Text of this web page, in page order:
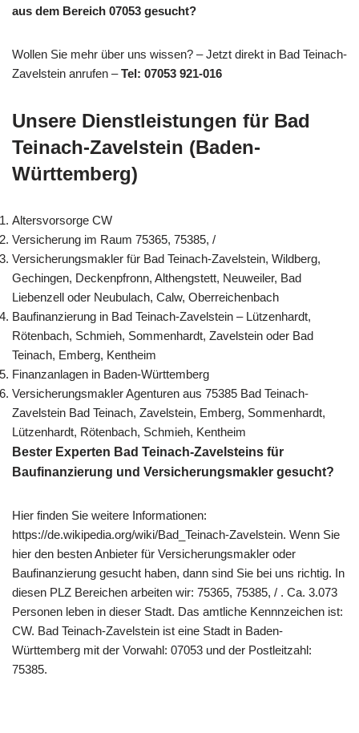
aus dem Bereich 07053 gesucht?
Wollen Sie mehr über uns wissen? – Jetzt direkt in Bad Teinach-
Zavelstein anrufen –Tel: 07053 921-016
Unsere Dienstleistungen für Bad
Teinach-Zavelstein (Baden-
Württemberg)
Altersvorsorge CW
Versicherung im Raum 75365, 75385, /
Versicherungsmakler für Bad Teinach-Zavelstein, Wildberg,
Gechingen, Deckenpfronn, Althengstett, Neuweiler, Bad
Liebenzell oder Neubulach, Calw, Oberreichenbach
Baufinanzierung in Bad Teinach-Zavelstein – Lützenhardt,
Rötenbach, Schmieh, Sommenhardt, Zavelstein oder Bad
Teinach, Emberg, Kentheim
Finanzanlagen in Baden-Württemberg
Versicherungsmakler Agenturen aus 75385 Bad Teinach-
Zavelstein Bad Teinach, Zavelstein, Emberg, Sommenhardt,
Lützenhardt, Rötenbach, Schmieh, Kentheim
Bester Experten Bad Teinach-Zavelsteins für
Baufinanzierung und Versicherungsmakler gesucht?
Hier finden Sie weitere Informationen:
https://de.wikipedia.org/wiki/Bad_Teinach-Zavelstein. Wenn Sie
hier den besten Anbieter für Versicherungsmakler oder
Baufinanzierung gesucht haben, dann sind Sie bei uns richtig. In
diesen PLZ Bereichen arbeiten wir: 75365, 75385, / . Ca. 3.073
Personen leben in dieser Stadt. Das amtliche Kennnzeichen ist:
CW. Bad Teinach-Zavelstein ist eine Stadt in Baden-
Württemberg mit der Vorwahl: 07053 und der Postleitzahl:
75385.